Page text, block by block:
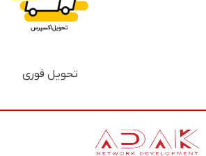
تحویل فوری